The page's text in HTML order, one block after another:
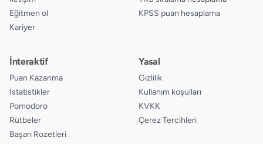
Eğitmen ol
Kariyer
KPSS puan hesaplama
İnteraktif
Puan Kazanma
İstatistikler
Pomodoro
Rütbeler
Başarı Rozetleri
Yasal
Gizlilik
Kullanım koşulları
KVKK
Çerez Tercihleri